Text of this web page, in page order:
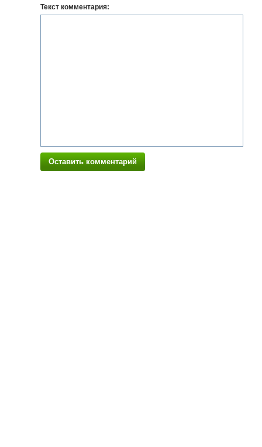
Текст комментария:
Оставить комментарий